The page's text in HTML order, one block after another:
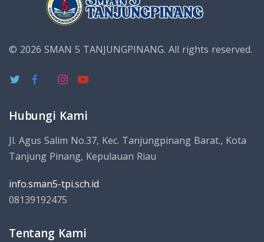
© 2026 SMAN 5 TANJUNGPINANG. All rights reserved.
Hubungi Kami
Jl. Agus Salim No.37, Kec. Tanjungpinang Barat., Kota
Tanjung Pinang, Kepulauan Riau
info.sman5-tpi.sch.id
08139192475
Tentang Kami